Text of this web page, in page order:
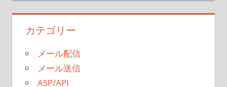
カテゴリー
メール配信
メール送信
ASP/API